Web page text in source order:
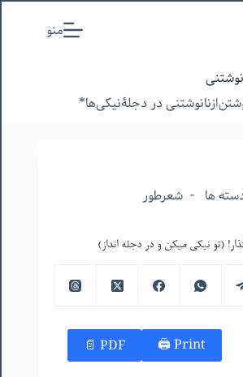
منو
در‌ دجلۀنیکی‌ها*
شعرطور
(تو نیکی میکن و در دجله انداز)
Print 🖨
PDF 📄